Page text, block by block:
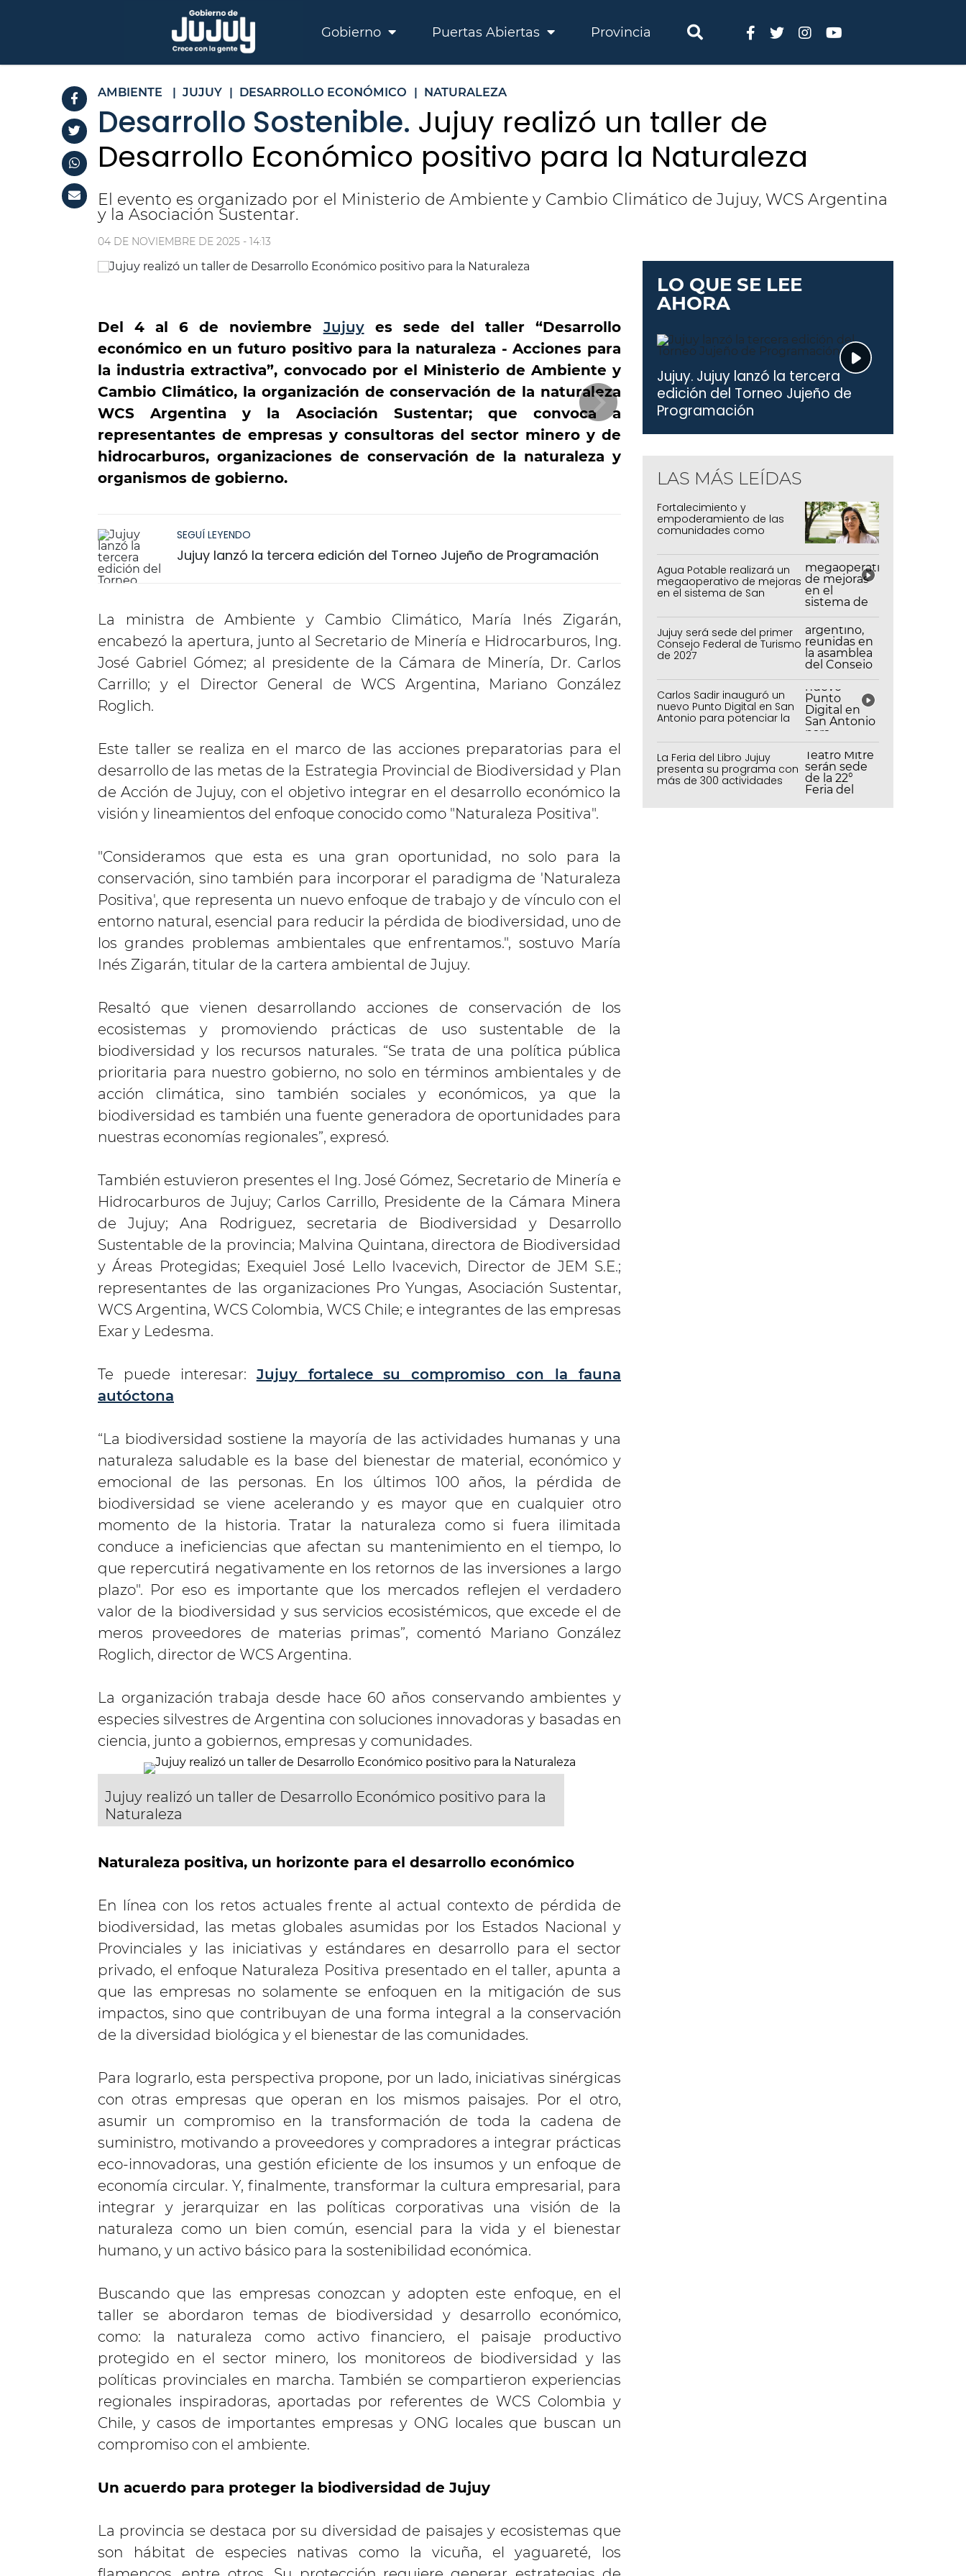
Gobierno Puertas Abiertas Provincia
AMBIENTE | JUJUY | DESARROLLO ECONÓMICO | NATURALEZA
Desarrollo Sostenible. Jujuy realizó un taller de
Desarrollo Económico positivo para la Naturaleza
El evento es organizado por el Ministerio de Ambiente y Cambio Climático de Jujuy, WCS Argentina
y la Asociación Sustentar.
04 DE NOVIEMBRE DE 2025 - 14:13
Del 4 al 6 de noviembre Jujuyes sede del taller “Desarrollo
económico en un futuro positivo para la naturaleza - Acciones para
la industria extractiva”, convocado por el Ministerio de Ambiente y
Cambio Climático, la organización de conservación de la naturaleza
WCS Argentina y la Asociación Sustentar; que convoca a
representantes de empresas y consultoras del sector minero y de
hidrocarburos, organizaciones de conservación de la naturaleza y
organismos de gobierno.
SEGUÍ LEYENDO
Jujuy lanzó la tercera edición del Torneo Jujeño de Programación
La ministra de Ambiente y Cambio Climático, María Inés Zigarán,
encabezó la apertura, junto al Secretario de Minería e Hidrocarburos, Ing.
José Gabriel Gómez; al presidente de la Cámara de Minería, Dr. Carlos
Carrillo; y el Director General de WCS Argentina, Mariano González
Roglich.
Este taller se realiza en el marco de las acciones preparatorias para el
desarrollo de las metas de la Estrategia Provincial de Biodiversidad y Plan
de Acción de Jujuy, con el objetivo integrar en el desarrollo económico la
visión y lineamientos del enfoque conocido como "Naturaleza Positiva".
"Consideramos que esta es una gran oportunidad, no solo para la
conservación, sino también para incorporar el paradigma de 'Naturaleza
Positiva', que representa un nuevo enfoque de trabajo y de vínculo con el
entorno natural, esencial para reducir la pérdida de biodiversidad, uno de
los grandes problemas ambientales que enfrentamos.", sostuvo María
Inés Zigarán, titular de la cartera ambiental de Jujuy.
Resaltó que vienen desarrollando acciones de conservación de los
ecosistemas y promoviendo prácticas de uso sustentable de la
biodiversidad y los recursos naturales. “Se trata de una política pública
prioritaria para nuestro gobierno, no solo en términos ambientales y de
acción climática, sino también sociales y económicos, ya que la
biodiversidad es también una fuente generadora de oportunidades para
nuestras economías regionales”, expresó.
También estuvieron presentes el Ing. José Gómez, Secretario de Minería e
Hidrocarburos de Jujuy; Carlos Carrillo, Presidente de la Cámara Minera
de Jujuy; Ana Rodriguez, secretaria de Biodiversidad y Desarrollo
Sustentable de la provincia; Malvina Quintana, directora de Biodiversidad
y Áreas Protegidas; Exequiel José Lello Ivacevich, Director de JEM S.E.;
representantes de las organizaciones Pro Yungas, Asociación Sustentar,
WCS Argentina, WCS Colombia, WCS Chile; e integrantes de las empresas
Exar y Ledesma.
Te puede interesar: Jujuy fortalece su compromiso con la fauna
autóctona
“La biodiversidad sostiene la mayoría de las actividades humanas y una
naturaleza saludable es la base del bienestar de material, económico y
emocional de las personas. En los últimos 100 años, la pérdida de
biodiversidad se viene acelerando y es mayor que en cualquier otro
momento de la historia. Tratar la naturaleza como si fuera ilimitada
conduce a ineficiencias que afectan su mantenimiento en el tiempo, lo
que repercutirá negativamente en los retornos de las inversiones a largo
plazo". Por eso es importante que los mercados reflejen el verdadero
valor de la biodiversidad y sus servicios ecosistémicos, que excede el de
meros proveedores de materias primas”, comentó Mariano González
Roglich, director de WCS Argentina.
La organización trabaja desde hace 60 años conservando ambientes y
especies silvestres de Argentina con soluciones innovadoras y basadas en
ciencia, junto a gobiernos, empresas y comunidades.
Jujuy realizó un taller de Desarrollo Económico positivo para la
Naturaleza
Naturaleza positiva, un horizonte para el desarrollo económico
En línea con los retos actuales frente al actual contexto de pérdida de
biodiversidad, las metas globales asumidas por los Estados Nacional y
Provinciales y las iniciativas y estándares en desarrollo para el sector
privado, el enfoque Naturaleza Positiva presentado en el taller, apunta a
que las empresas no solamente se enfoquen en la mitigación de sus
impactos, sino que contribuyan de una forma integral a la conservación
de la diversidad biológica y el bienestar de las comunidades.
Para lograrlo, esta perspectiva propone, por un lado, iniciativas sinérgicas
con otras empresas que operan en los mismos paisajes. Por el otro,
asumir un compromiso en la transformación de toda la cadena de
suministro, motivando a proveedores y compradores a integrar prácticas
eco-innovadoras, una gestión eficiente de los insumos y un enfoque de
economía circular. Y, finalmente, transformar la cultura empresarial, para
integrar y jerarquizar en las políticas corporativas una visión de la
naturaleza como un bien común, esencial para la vida y el bienestar
humano, y un activo básico para la sostenibilidad económica.
Buscando que las empresas conozcan y adopten este enfoque, en el
taller se abordaron temas de biodiversidad y desarrollo económico,
como: la naturaleza como activo financiero, el paisaje productivo
protegido en el sector minero, los monitoreos de biodiversidad y las
políticas provinciales en marcha. También se compartieron experiencias
regionales inspiradoras, aportadas por referentes de WCS Colombia y
Chile, y casos de importantes empresas y ONG locales que buscan un
compromiso con el ambiente.
Un acuerdo para proteger la biodiversidad de Jujuy
La provincia se destaca por su diversidad de paisajes y ecosistemas que
son hábitat de especies nativas como la vicuña, el yaguareté, los
LO QUE SE LEE
AHORA
Jujuy. Jujuy lanzó la tercera
edición del Torneo Jujeño de
Programación
LAS MÁS LEÍDAS
Fortalecimiento y
empoderamiento de las
comunidades como
Agua Potable realizará un
megaoperativo de mejoras
en el sistema de San
Jujuy será sede del primer
Consejo Federal de Turismo
de 2027
Carlos Sadir inauguró un
nuevo Punto Digital en San
Antonio para potenciar la
inclusión tecnológica
La Feria del Libro Jujuy
presenta su programa con
más de 300 actividades